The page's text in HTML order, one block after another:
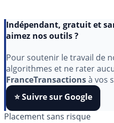
aimez nos outils ?
Pour soutenir le travail de
algorithmes et ne rater
FranceTransactionsà vos
⭐️ Suivre sur Google